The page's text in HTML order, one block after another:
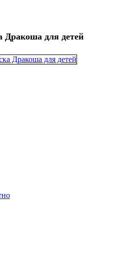
Дракоша для детей